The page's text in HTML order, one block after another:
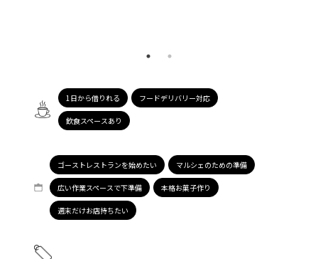
1日から借りれる フードデリバリー対応
飲食スペースあり
ゴーストレストランを始めたい マルシェのための準備
広い作業スペースで下準備 本格お菓子作り
週末だけお店持ちたい